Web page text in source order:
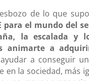
de lo que
para el mundo del
la escalada y
animarte a
a conseguir
en la sociedad, más